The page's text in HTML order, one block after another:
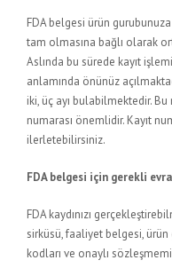
FDA belgesi ürün
tam olmasına bağlı olarak
Aslında bu sürede kayıt
anlamında önünüz
iki, üç ayı bulabilmektedir.
numarası önemlidir. Kayıt
ilerletebilirsiniz.
FDA belgesi için gerekli
FDA kaydınızı
sirküsü, faaliyet belgesi, ürün
kodları ve onaylı